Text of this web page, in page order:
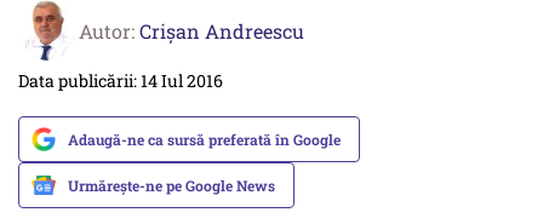
Autor:Crişan Andreescu
Data publicării: 14 Iul 2016
Adaugă-ne ca sursă preferată în Google
Urmărește-ne pe Google News